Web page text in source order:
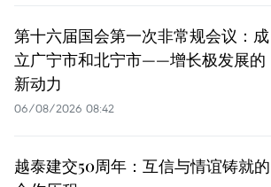
第十六届国会第一次非常规会议：成
立广宁市和北宁市——增长极发展的
新动力
06/08/2026 08:42
越泰建交50周年：互信与情谊铸就的